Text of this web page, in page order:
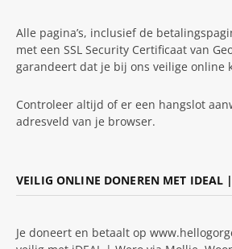
Alle pagina’s, inclusief de
met een SSL Security Certificaat van
garandeert dat je bij ons veilige online
Controleer altijd of er een hangslot
adresveld van je browser.
VEILIG ONLINE DONEREN MET IDEAL
Je doneert en betaalt op